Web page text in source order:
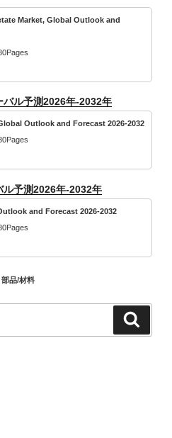
Market, Global Outlook and
バル予測2026年-2032年
Outlook and Forecast 2026-2032
ル予測2026年-2032年
and Forecast 2026-2032
部品/材料